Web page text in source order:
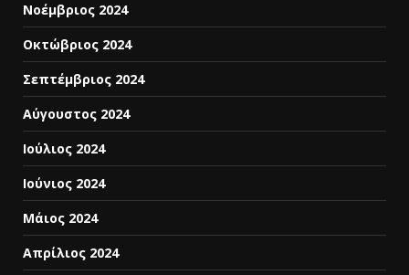
Νοέμβριος 2024
Οκτώβριος 2024
Σεπτέμβριος 2024
Αύγουστος 2024
Ιούλιος 2024
Ιούνιος 2024
Μάιος 2024
Απρίλιος 2024